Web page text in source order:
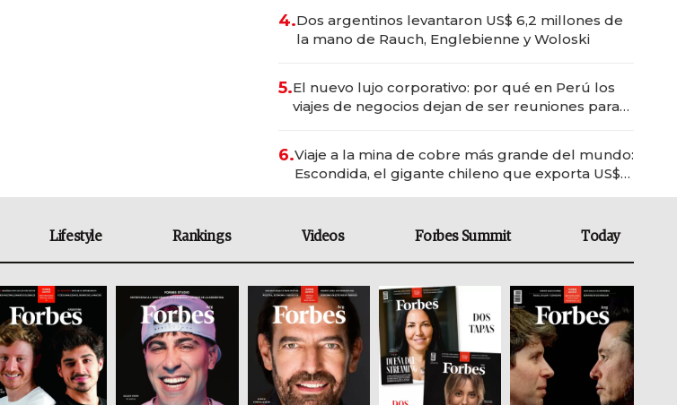
4.Dos argentinos levantaron US$ 6,2 millones de
la mano de Rauch, Englebienne y Woloski
5.El nuevo lujo corporativo: por qué en Perú los
viajes de negocios dejan de ser reuniones para
6.Viaje a la mina de cobre más grande del mundo:
Escondida, el gigante chileno que exporta US$
Lifestyle Rankings Videos Forbes Summit Today